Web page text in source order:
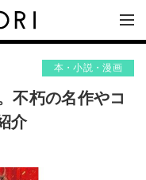
本・小説・漫画
不朽の名作やコ
介